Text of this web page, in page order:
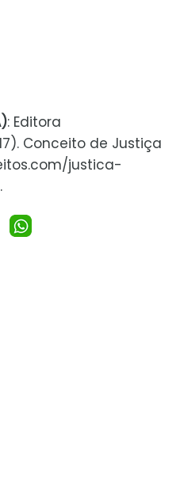
: Editora
Conceito de Justiça
justica-